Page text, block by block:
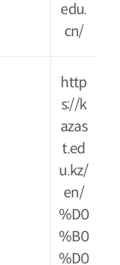
edu.
cn/
http
s://k
azas
t.ed
u.kz/
en/
%D0
%B0
%D0